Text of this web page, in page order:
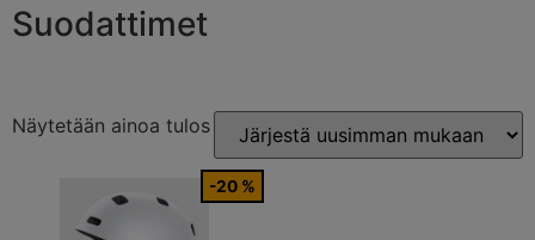
Suodattimet
Näytetään ainoa tulos
-20 %